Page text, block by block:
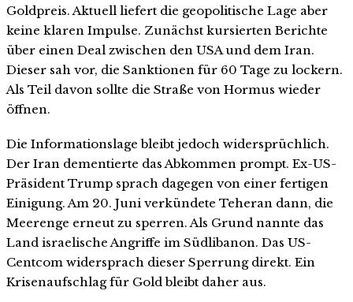
Goldpreis. Aktuell liefert die geopolitische Lage aber
keine klaren Impulse. Zunächst kursierten Berichte
über einen Deal zwischen den USA und dem Iran.
Dieser sah vor, die Sanktionen für 60 Tage zu lockern.
Als Teil davon sollte die Straße von Hormus wieder
öffnen.
Die Informationslage bleibt jedoch widersprüchlich.
Der Iran dementierte das Abkommen prompt. Ex-US-
Präsident Trump sprach dagegen von einer fertigen
Einigung. Am 20. Juni verkündete Teheran dann, die
Meerenge erneut zu sperren. Als Grund nannte das
Land israelische Angriffe im Südlibanon. Das US-
Centcom widersprach dieser Sperrung direkt. Ein
Krisenaufschlag für Gold bleibt daher aus.